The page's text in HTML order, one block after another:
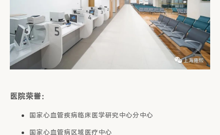
医院荣誉：
国家心血管疾病临床医学研究中心分中心
国家心血管病区域医疗中心